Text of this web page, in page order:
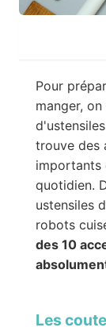
Pour
manger,
trouve des
importants
quotidien.
ustensiles
robots
des 10
Les